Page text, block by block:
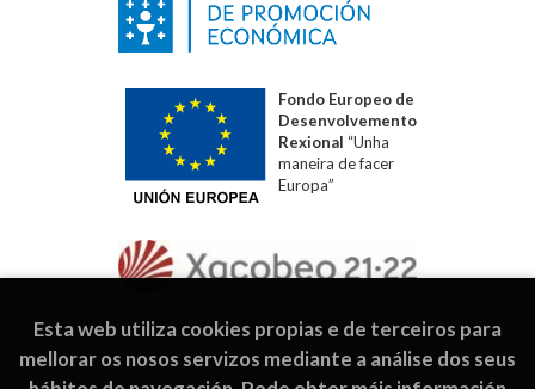
Fondo Europeo de
Desenvolvemento
Rexional “Unha
maneira de facer
Europa”
Esta web utiliza cookies propias e de terceiros para
mellorar os nosos servizos mediante a análise dos seus